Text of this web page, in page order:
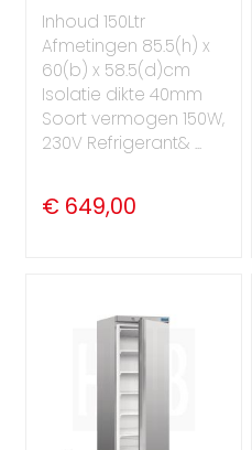
Inhoud 150Ltr
Afmetingen 85.5(h) x
60(b) x 58.5(d)cm
Isolatie dikte 40mm
Soort vermogen 150W,
230V Refrigerant& ...
€ 649,00